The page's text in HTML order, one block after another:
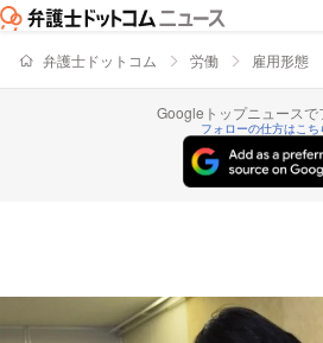
弁護士ドットコム 労働 雇用形態
Googleトップニュースで
フォローの仕方はこち